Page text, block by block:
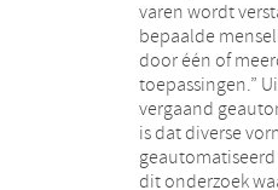
varen wordt
bepaalde
door één of
toepassingen.” Uit deze ruime omschrijving blijkt dat
vergaand
is dat diverse
dit onderzoek
(over
ruimte bestaat
experimenten met
toe te staan; -2. welke ruimte bestaat binnen de
huidige
van vergaand
de regulie-re/
aanpassingen